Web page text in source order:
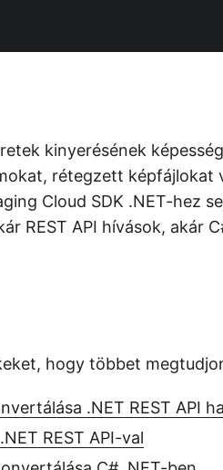
kinyerésének
rétegzett képfájlokat
Cloud SDK .NET-hez
REST API hívások, akár
hogy többet
.NET REST API
REST API-val